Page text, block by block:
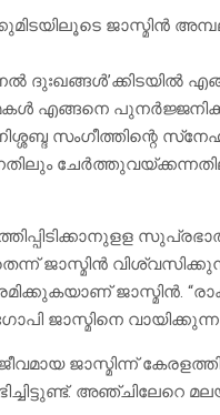
ജാസ്മിന്‍
ദുഃഖങ്ങള്‍’ക്കിടയില്‍
എങ്ങനെ
സംഗീത്തിന്റെ
ജാസ്മിന്‍
ജാസ്മിന്‍.
ജാസ്മിനെ
ജാസ്മിന്ന്